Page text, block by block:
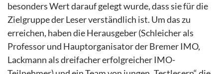
besonders Wert darauf gelegt wurde, dass sie für die
Zielgruppe der Leser verständlich ist. Um das zu
erreichen, haben die Herausgeber (Schleicher als
Professor und Hauptorganisator der Bremer IMO,
Lackmann als dreifacher erfolgreicher IMO-